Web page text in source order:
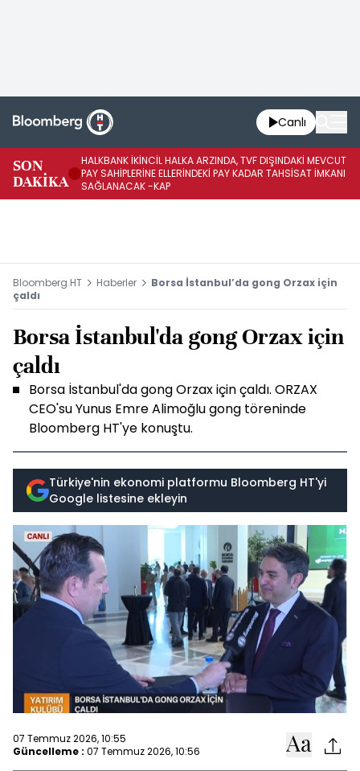
Canlı
SON
DAKİKA
HALKBANK İKİNCİL HALKA ARZINDA, TVF DIŞINDAKİ MEVCUT
PAY SAHİPLERİNE ELLERİNDEKİ PAY KADAR TAHSİSAT İMKANI
SAĞLANACAK -KAP
Bloomberg HT Haberler
Borsa İstanbul’da gong Orzax için
çaldı
Borsa İstanbul'da gong Orzax için
çaldı
Borsa İstanbul'da gong Orzax için çaldı. ORZAX
CEO'su Yunus Emre Alimoğlu gong töreninde
Bloomberg HT'ye konuştu.
Türkiye'nin ekonomi platformu Bloomberg HT'yi
Google listesine ekleyin
07 Temmuz 2026, 10:55
Güncelleme : 07 Temmuz 2026, 10:56